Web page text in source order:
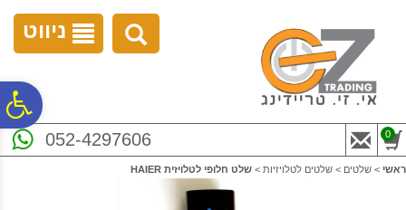
נגישות
ניווט
052-4297606 0
ראשי > שלטים > שלטים לטלויזיות > שלט חלופי לטלויזית HAIER